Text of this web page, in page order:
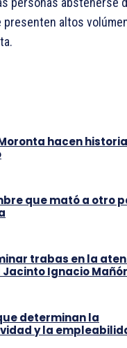
presenten altos
hacen
que mató a otro
trabas en la
Ignacio
determinan la
y la